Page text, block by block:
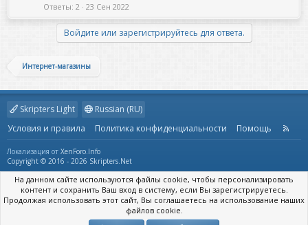
Ответы 2 23 Сен 2022
Войдите или зарегистрируйтесь для ответа.
Интернет-магазины
Skripters Light
Russian (RU)
Условия и правила
Политика конфиденциальности Помощь
R
Локализация от XenForo.Info
Copyright © 2016 - 2026 Skripters.Net
На данном сайте используются файлы cookie, чтобы персонализировать
контент и сохранить Ваш вход в систему, если Вы зарегистрируетесь.
Продолжая использовать этот сайт, Вы соглашаетесь на использование наших
файлов cookie.